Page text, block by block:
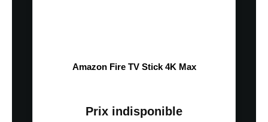
Amazon Fire TV Stick 4K Max
Prix indisponible